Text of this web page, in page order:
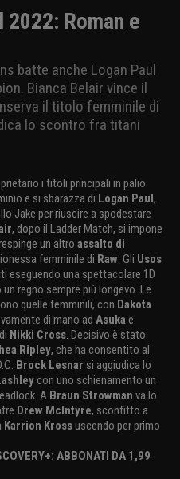
2022: Roman e
batte anche Logan Paul
Bianca Belair vince il
il titolo femminile di
lo scontro fra titani
i titoli principali in palio.
e si sbarazza di Logan Paul,
Jake per riuscire a spodestare
, dopo il Ladder Match, si impone
un altro assalto di
femminile di Raw. Gli Usos
eseguendo una spettacolare 1D
regno sempre più longevo. Le
quelle femminili, con Dakota
di mano ad Asuka e
Nikki Cross. Decisivo è stato
Ripley, che ha consentito al
Brock Lesnar si aggiudica lo
con uno schienamento un
A Braun Strowman va lo
Drew McIntyre, sconfitto a
Karrion Krossuscendo per primo
ABBONATI DA 1,99